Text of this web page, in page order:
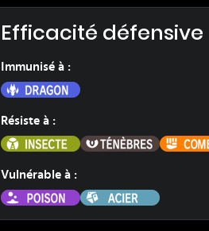
Efficacité défensive
Immunisé à :
Dragon
Résiste à :
Insecte
Ténèbres
Vulnérable à :
Poison
Acier